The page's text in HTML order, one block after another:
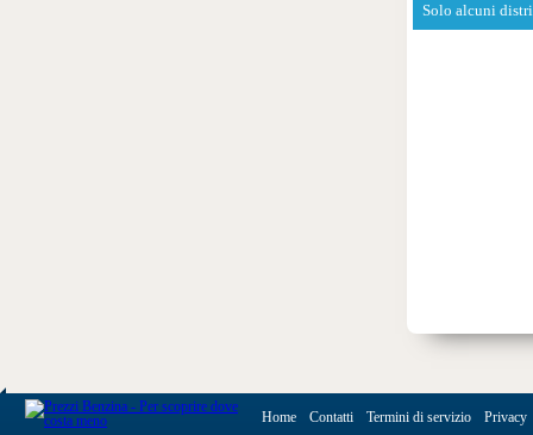
Solo alcuni
Home Contatti Termini di servizio Privacy